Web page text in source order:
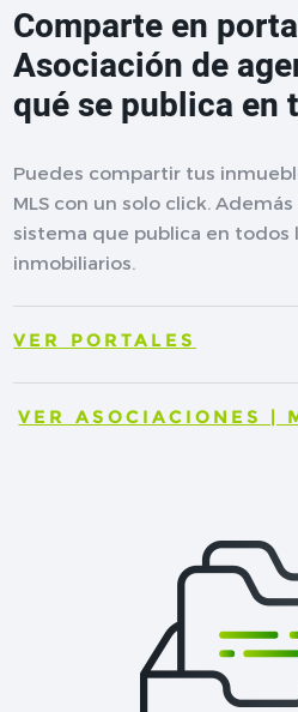
Comparte en
Asociación de
qué se publica en
Puedes compartir tus
MLS con un solo click.
sistema que publica en todos
inmobiliarios.
VER PORTALES
VER ASOCIACIONES |